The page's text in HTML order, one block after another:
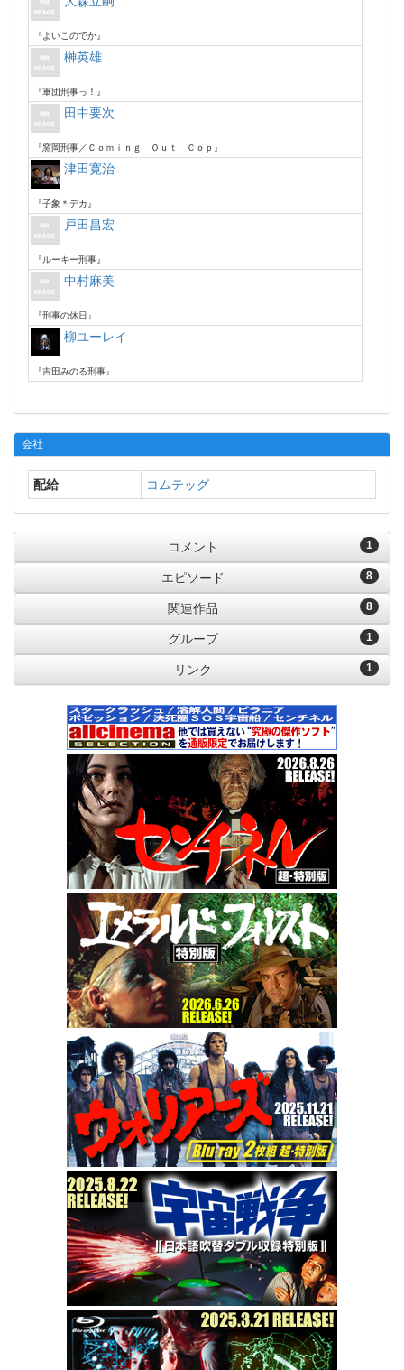
『よいこのでか』
榊英雄
『軍団刑事っ！』
田中要次
『窯岡刑事／Ｃｏｍｉｎｇ Ｏｕｔ Ｃｏｐ』
津田寛治
『子象＊デカ』
戸田昌宏
『ルーキー刑事』
中村麻美
『刑事の休日』
柳ユーレイ
『吉田みのる刑事』
会社
配給 コムテッグ
1
コメント
8
エピソード
8
関連作品
1
グループ
1
リンク